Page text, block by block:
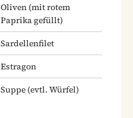
Oliven (mit rotem
Paprika gefüllt)
Sardellenfilet
Estragon
Suppe (evtl. Würfel)